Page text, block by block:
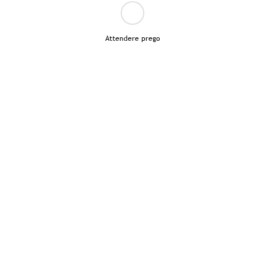
Attendere prego